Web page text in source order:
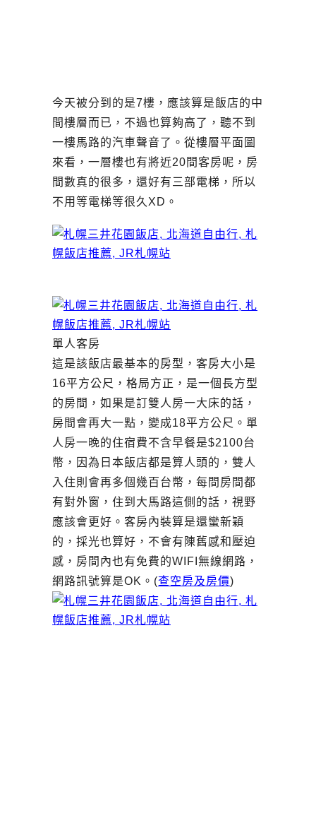
今天被分到的是7樓，應該算是飯店的中
間樓層而已，不過也算夠高了，聽不到
一樓馬路的汽車聲音了。從樓層平面圖
來看，一層樓也有將近20間客房呢，房
間數真的很多，還好有三部電梯，所以
不用等電梯等很久XD。
單人客房
這是該飯店最基本的房型，客房大小是
16平方公尺，格局方正，是一個長方型
的房間，如果是訂雙人房一大床的話，
房間會再大一點，變成18平方公尺。單
人房一晚的住宿費不含早餐是$2100台
幣，因為日本飯店都是算人頭的，雙人
入住則會再多個幾百台幣，每間房間都
有對外窗，住到大馬路這側的話，視野
應該會更好。客房內裝算是還蠻新穎
的，採光也算好，不會有陳舊感和壓迫
感，房間內也有免費的WIFI無線網路，
網路訊號算是OK。(查空房及房價)